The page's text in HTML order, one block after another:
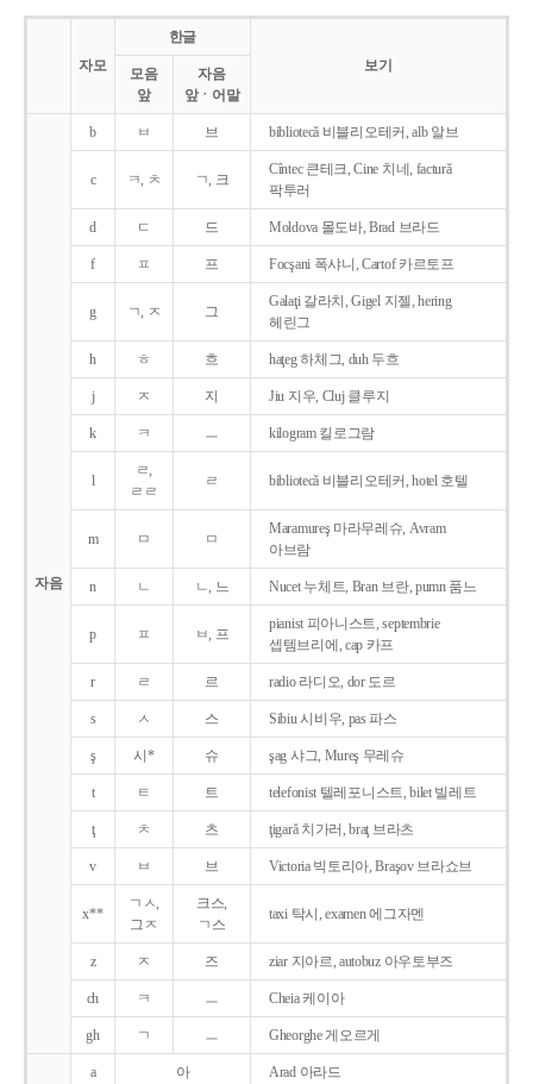
자모
한글
보기
모음
앞
자음
앞ㆍ어말
자음
b ㅂ 브 bibliotecǎ 비블리오테커, alb 알브
c ㅋ, ㅊ ㄱ, 크
Cîntec 큰테크, Cine 치네, facturǎ
팍투러
d ㄷ 드 Moldova 몰도바, Brad 브라드
f ㅍ 프 Focşani 폭샤니, Cartof 카르토프
g ㄱ, ㅈ 그
Galaţi 갈라치, Gigel 지젤, hering
헤린그
h ㅎ 흐 haţeg 하체그, duh 두흐
j ㅈ 지 Jiu 지우, Cluj 클루지
k ㅋ ㅡ kilogram 킬로그람
l
ㄹ,
ㄹㄹ
ㄹ bibliotecǎ 비블리오테커, hotel 호텔
m ㅁ ㅁ
Maramureş 마라무레슈, Avram
아브람
n ㄴ ㄴ, 느 Nucet 누체트, Bran 브란, pumn 품느
p ㅍ ㅂ, 프
pianist 피아니스트, septembrie
셉템브리에, cap 카프
r ㄹ 르 radio 라디오, dor 도르
s ㅅ 스 Sibiu 시비우, pas 파스
ş 시* 슈 şag 샤그, Mureş 무레슈
t ㅌ 트 telefonist 텔레포니스트, bilet 빌레트
ţ ㅊ 츠 ţigarǎ 치가러, braţ 브라츠
v ㅂ 브 Victoria 빅토리아, Braşov 브라쇼브
x**
ㄱㅅ,
그ㅈ
크스,
ㄱ스
taxi 탁시, examen 에그자멘
z ㅈ 즈 ziar 지아르, autobuz 아우토부즈
ch ㅋ ㅡ Cheia 케이아
gh ㄱ ㅡ Gheorghe 게오르게
a 아 Arad 아라드